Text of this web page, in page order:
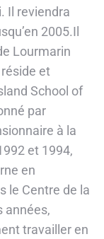
Il reviendra
2005.Il
Lourmarin
et
School of
par
à la
et 1994,
en
le Centre de la
années,
travailler en